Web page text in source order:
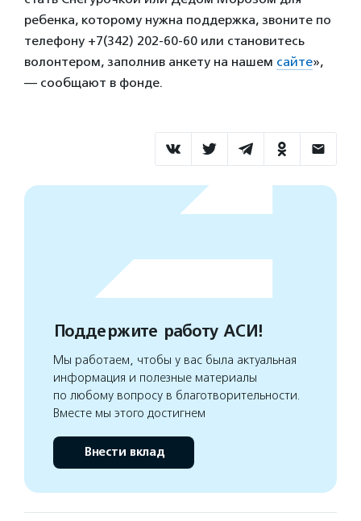
ребенка, которому нужна поддержка, звоните по
телефону +7(342) 202-60-60 или становитесь
волонтером, заполнив анкету на нашем сайте»,
— сообщают в фонде.
Поддержите работу АСИ!
Мы работаем, чтобы у вас была актуальная
информация и полезные материалы
по любому вопросу в благотворительности.
Вместе мы этого достигнем
Внести вклад